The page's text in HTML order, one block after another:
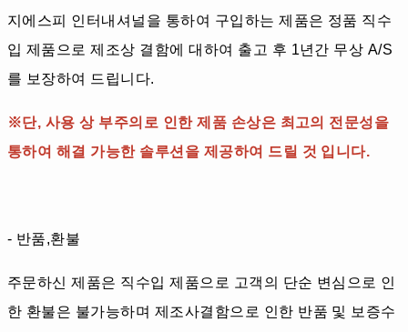
지에스피 인터내셔널을 통하여 구입하는 제품은 정품 직수
입 제품으로 제조상 결함에 대하여 출고 후 1년간 무상 A/S
를 보장하여 드립니다.
※단, 사용 상 부주의로 인한 제품 손상은 최고의 전문성을
통하여 해결 가능한 솔루션을 제공하여 드릴 것 입니다.
- 반품,환불
주문하신 제품은 직수입 제품으로 고객의 단순 변심으로 인
한 환불은 불가능하며 제조사결함으로 인한 반품 및 보증수